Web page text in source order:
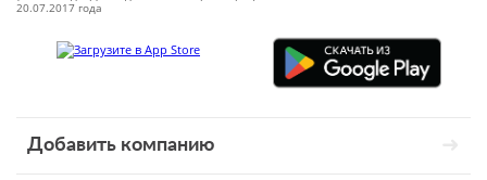
20.07.2017 года
Добавить компанию